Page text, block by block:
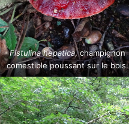
Fistulina hepatica, champignon
comestible poussant sur le bois.